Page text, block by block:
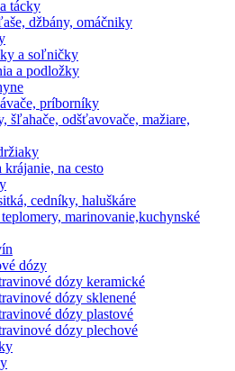
tácky
džbány, omáčniky
a soľničky
a podložky
príborníky
šľahače, odšťavovače, mažiare,
krájanie, na cesto
cedníky, haluškáre
marinovanie,kuchynské
dózy
dózy keramické
dózy sklenené
dózy plastové
dózy plechové